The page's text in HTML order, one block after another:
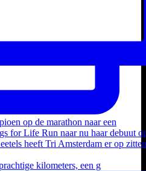
kilometers, een g